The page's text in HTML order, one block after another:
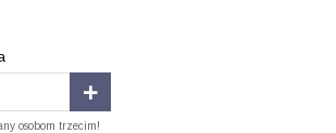
osobom trzecim!